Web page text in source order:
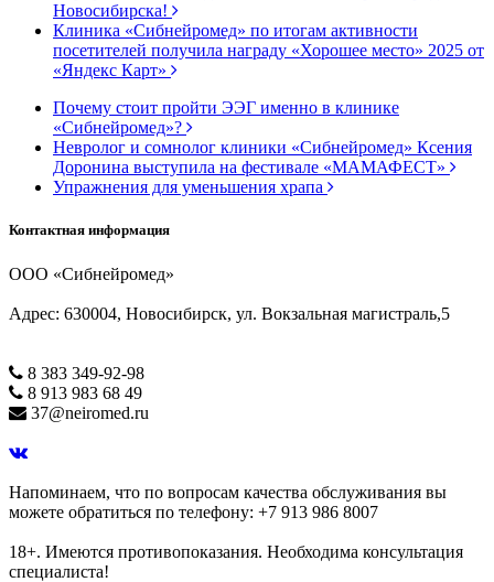
Новосибирска!
Клиника «Сибнейромед» по итогам активности
посетителей получила награду «Хорошее место» 2025 от
«Яндекс Карт»
Почему стоит пройти ЭЭГ именно в клинике
«Сибнейромед»?
Невролог и сомнолог клиники «Сибнейромед» Ксения
Доронина выступила на фестивале «МАМАФЕСТ»
Упражнения для уменьшения храпа
Контактная информация
ООО «Сибнейромед»
Адрес: 630004, Новосибирск, ул. Вокзальная магистраль,5
8 383 349-92-98
8 913 983 68 49
37@neiromed.ru
Напоминаем, что по вопросам качества обслуживания вы
можете обратиться по телефону: +7 913 986 8007
18+. Имеются противопоказания. Необходима консультация
специалиста!